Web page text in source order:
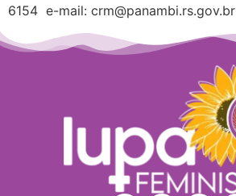
6154 e-mail: crm@panambi.rs.gov.br